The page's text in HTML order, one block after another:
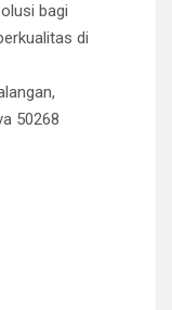
bagi
di
50268